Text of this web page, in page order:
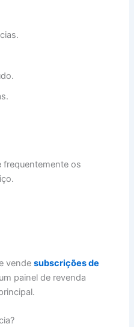
os
vendesubscrições de
painel de revenda